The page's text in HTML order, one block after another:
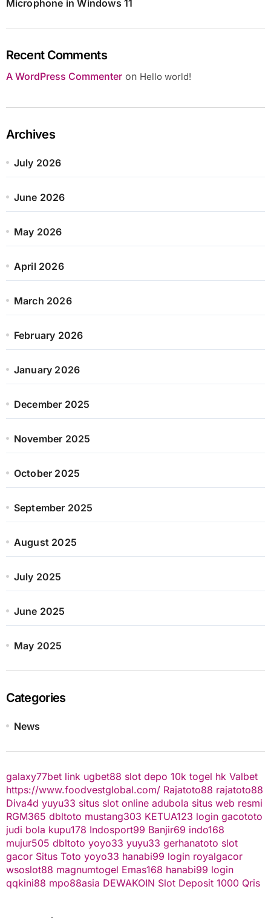
Microphone in Windows 11
Recent Comments
A WordPress Commenteron Hello world!
Archives
July 2026
June 2026
May 2026
April 2026
March 2026
February 2026
January 2026
December 2025
November 2025
October 2025
September 2025
August 2025
July 2025
June 2025
May 2025
Categories
News
galaxy77bet link ugbet88 slot depo 10k togel hk Valbet
https://www.foodvestglobal.com/ Rajatoto88 rajatoto88
Diva4d yuyu33 situs slot online adubola situs web resmi
RGM365 dbltoto mustang303 KETUA123 login gacototo
judi bola kupu178 Indosport99 Banjir69 indo168
mujur505 dbltoto yoyo33 yuyu33 gerhanatoto slot
gacor Situs Toto yoyo33 hanabi99 login royalgacor
wsoslot88 magnumtogel Emas168 hanabi99 login
qqkini88 mpo88asia DEWAKOIN Slot Deposit 1000 Qris